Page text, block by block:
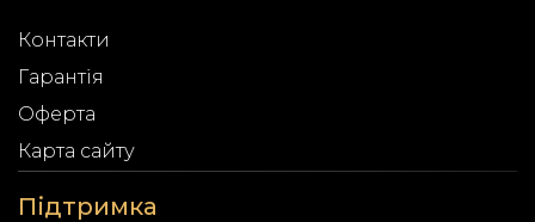
Контакти
Гарантія
Оферта
Карта сайту
Підтримка